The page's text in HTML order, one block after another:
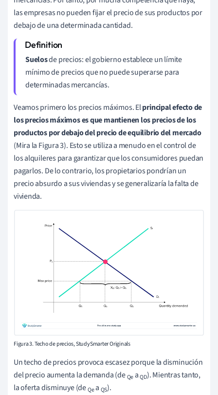
las empresas no pueden fijar el precio de sus productos por
debajo de una determinada cantidad.
Suelosde precios: el gobierno establece un límite
mínimo de precios que no puede superarse para
determinadas mercancías.
Veamos primero los precios máximos. Elprincipal efecto de
los precios máximos es que mantienen los precios de los
productos por debajo del precio de equilibrio del mercado
(Mira la Figura 3). Esto se utiliza a menudo en el control de
los alquileres para garantizar que los consumidores puedan
pagarlos. De lo contrario, los propietarios pondrían un
precio absurdo a sus viviendas y se generalizaría la falta de
vivienda.
Figura 3. Techo de precios, StudySmarter Originals
Un techo de precios provoca escasez porque la disminución
del precio aumenta la demanda (deQe aQD). Mientras tanto,
la oferta disminuye (deQea QS).